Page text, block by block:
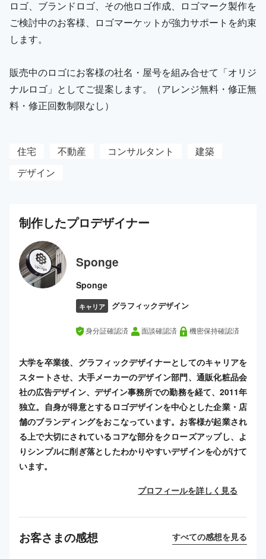
ロゴ、ブランドロゴ、その他ロゴ作成、ロゴマーク製作を
ご検討中のお客様、ロゴマーケットが強力サポートを約束
します。
販売中のロゴにお客様の社名・屋号を組み合せて「オリジ
ナルロゴ」としてご提案します。（アレンジ無料・修正無
料・修正回数制限なし）
住宅 不動産 コンサルタント
建築
デザイン
制作したプロデザイナー
Sponge
Sponge
キャリア グラフィックデザイン
身分証確認済 面談確認済 機密保持確認済
大学を卒業後、グラフィックデザイナーとしてのキャリアを
スタートさせ、大手メーカーのデザイン部門、通販化粧品会
社の広告デザイン、デザイン事務所での勤務を経て、2011年
独立。自身が得意とするロゴデザインを中心とした企業・店
舗のブランディングをおこなっています。お客様が起業され
る上で大切にされているコアな部分をクローズアップし、よ
りシンプルに削ぎ落としたわかりやすいデザインを心がけて
います。
プロフィールを詳しく見る
お客さまの感想 すべての感想を見る